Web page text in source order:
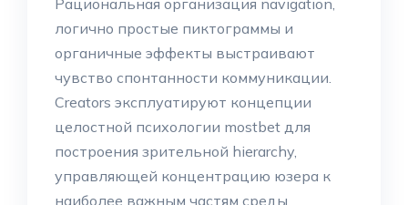
Рациональная организация navigation,
логично простые пиктограммы и
органичные эффекты выстраивают
чувство спонтанности коммуникации.
Creators эксплуатируют концепции
целостной психологии mostbet для
построения зрительной hierarchy,
управляющей концентрацию юзера к
наиболее важным частям среды.